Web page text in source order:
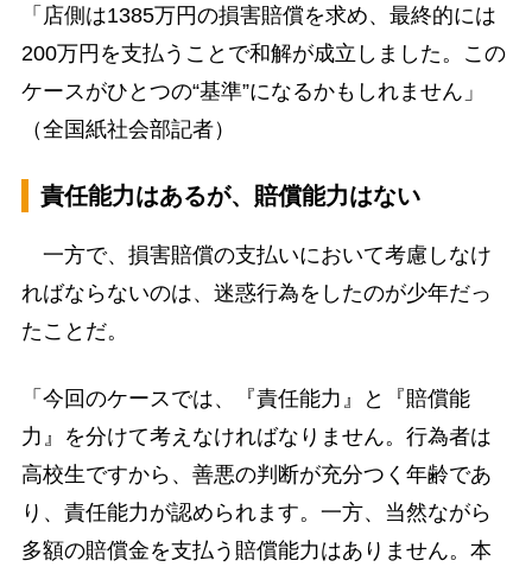
「店側は1385万円の損害賠償を求め、最終的には
200万円を支払うことで和解が成立しました。この
ケースがひとつの“基準”になるかもしれません」
（全国紙社会部記者）
責任能力はあるが、賠償能力はない
一方で、損害賠償の支払いにおいて考慮しなけ
ればならないのは、迷惑行為をしたのが少年だっ
たことだ。
「今回のケースでは、『責任能力』と『賠償能
力』を分けて考えなければなりません。行為者は
高校生ですから、善悪の判断が充分つく年齢であ
り、責任能力が認められます。一方、当然ながら
多額の賠償金を支払う賠償能力はありません。本